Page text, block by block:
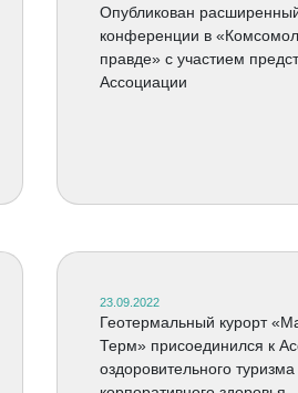
Опубликован
конференции в
правде» с участием
Ассоциации
23.09.2022
Геотермальный курорт
Терм» присоединился к
оздоровительного туризма